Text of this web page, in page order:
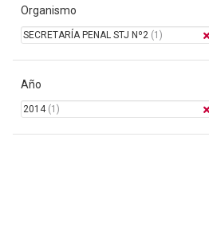
Organismo
SECRETARÍA PENAL STJ Nº2 (1)
Año
2014(1)